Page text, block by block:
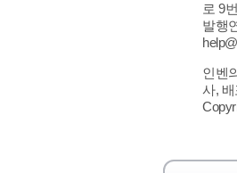
로 9
발행
인벤
사,